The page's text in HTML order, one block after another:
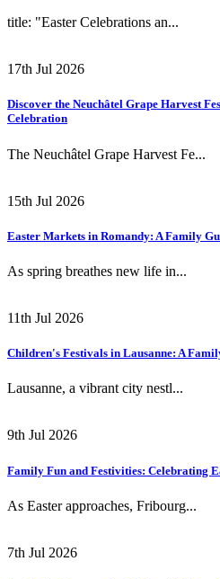
title: "Easter Celebrations an...
17th Jul 2026
Discover the Neuchâtel Grape Harvest
Celebration
The Neuchâtel Grape Harvest Fe...
15th Jul 2026
Easter Markets in Romandy: A Family
As spring breathes new life in...
11th Jul 2026
Children's Festivals in Lausanne: A
Lausanne, a vibrant city nestl...
9th Jul 2026
Family Fun and Festivities: Celebrating
As Easter approaches, Fribourg...
7th Jul 2026